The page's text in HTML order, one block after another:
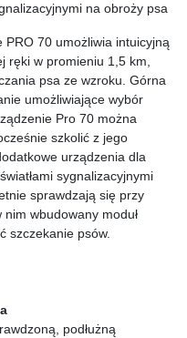
na obroży psa
PRO 70 umożliwia intuicyjną
ręki w promieniu 1,5 km,
psa ze wzroku. Górna
umożliwiające wybór
Pro 70 można
szkolić z jego
urządzenia dla
sygnalizacyjnymi
sprawdzają się przy
wbudowany moduł
szczekanie psów.
podłużną